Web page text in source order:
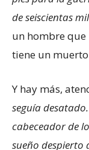
de seiscientas
un hombre
tiene un
Y hay más,
seguía
cabeceador de
sueño despierto